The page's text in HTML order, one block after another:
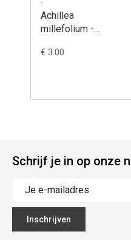
Achillea
millefolium -
gewoon
€ 3.00
Schrijf je in op onze
Inschrijven